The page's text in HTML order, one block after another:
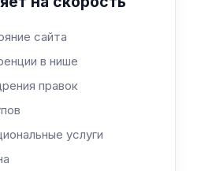
сайта
в нише
правок
услуги